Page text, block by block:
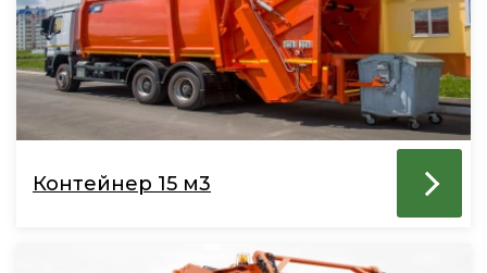
Контейнер 15 м3